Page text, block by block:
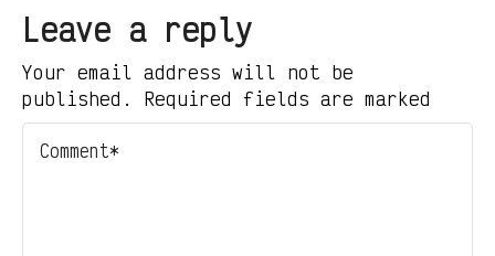
Leave a reply
Your email address will not be
published. Required fields are marked